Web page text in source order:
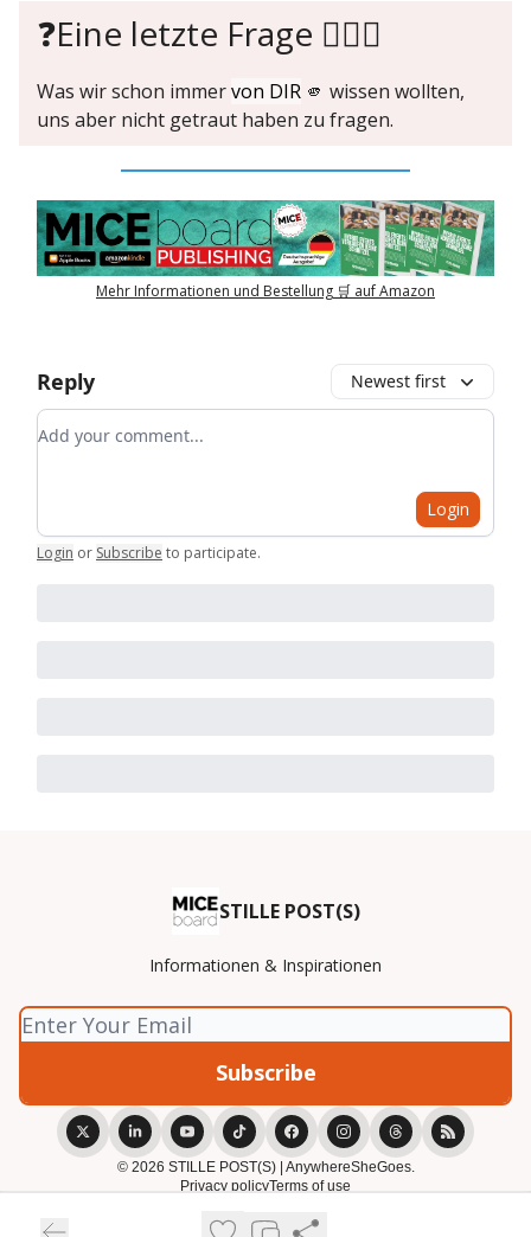
❓Eine letzte Frage 🙋🏼‍♀️
Was wir schon immervon DIR 🫵 wissen wollten,
uns aber nicht getraut haben zu fragen.
Mehr Informationen und Bestellung 🛒 auf Amazon
Reply Newest first
Add your comment
Login
Login or Subscribe to participate.
STILLE POST(S)
Informationen & Inspirationen
© 2026 STILLE POST(S) | AnywhereSheGoes.
Privacy policyTerms of use
Powered by beehiiv